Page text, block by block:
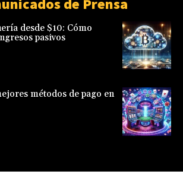
de Prensa
desde $10: Cómo
pasivos
métodos de pago en